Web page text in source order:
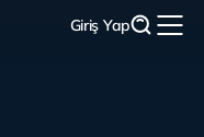
Giriş Yap